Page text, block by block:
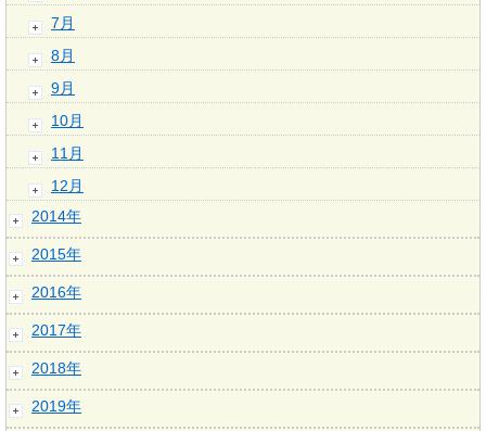
7月
8月
9月
10月
11月
12月
2014年
2015年
2016年
2017年
2018年
2019年